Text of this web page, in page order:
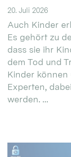
20. Juli 2026
Auch Kinder
Es gehört zu
dass sie ihr
dem Tod und
Kinder können
Experten,
werden. ...